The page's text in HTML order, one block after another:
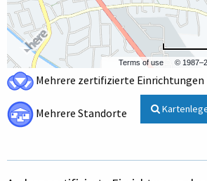
Terms of use ©
Mehrere zertifizierte Einrichtungen
Mehrere Standorte